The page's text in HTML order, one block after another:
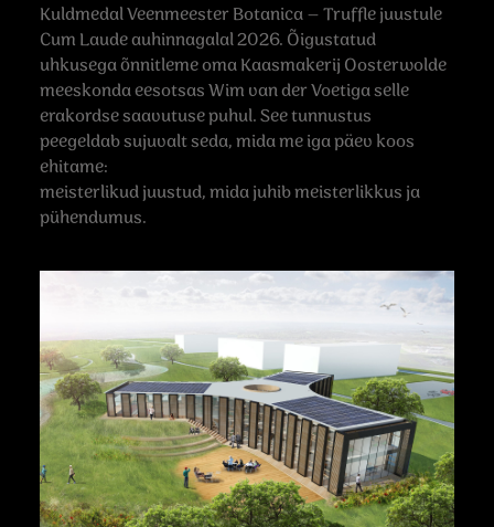
Kuldmedal Veenmeester Botanica – Truffle juustule
Cum Laude auhinnagalal 2026. Õigustatud
uhkusega õnnitleme oma Kaasmakerij Oosterwolde
meeskonda eesotsas Wim van der Voetiga selle
erakordse saavutuse puhul. See tunnustus
peegeldab sujuvalt seda, mida me iga päev koos
ehitame:
meisterlikud juustud, mida juhib meisterlikkus ja
pühendumus.